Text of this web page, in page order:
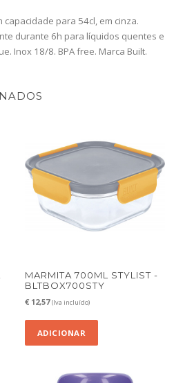
para 54cl, em cinza.
durante 6h para líquidos quentes e
Inox 18/8. BPA free. Marca Built.
MARMITA 700ML STYLIST -
BLTBOX700STY
€ 12,57 (Iva incluído)
ADICIONAR